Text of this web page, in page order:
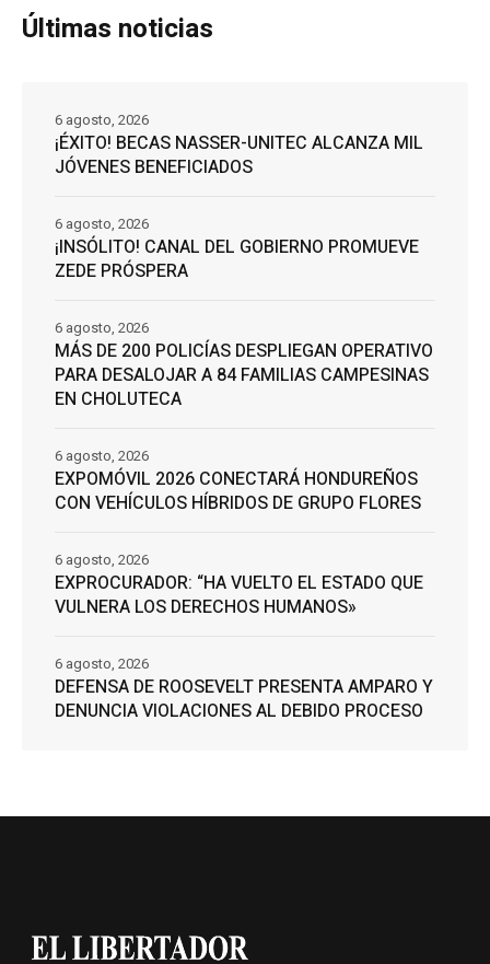
Últimas noticias
¡ÉXITO! BECAS NASSER-UNITEC ALCANZA MIL
JÓVENES BENEFICIADOS
6 agosto, 2026
¡INSÓLITO! CANAL DEL GOBIERNO PROMUEVE
ZEDE PRÓSPERA
6 agosto, 2026
MÁS DE 200 POLICÍAS DESPLIEGAN OPERATIVO
PARA DESALOJAR A 84 FAMILIAS CAMPESINAS
EN CHOLUTECA
6 agosto, 2026
EXPOMÓVIL 2026 CONECTARÁ HONDUREÑOS
CON VEHÍCULOS HÍBRIDOS DE GRUPO FLORES
6 agosto, 2026
EXPROCURADOR: “HA VUELTO EL ESTADO QUE
VULNERA LOS DERECHOS HUMANOS»
6 agosto, 2026
DEFENSA DE ROOSEVELT PRESENTA AMPARO Y
DENUNCIA VIOLACIONES AL DEBIDO PROCESO
6 agosto, 2026